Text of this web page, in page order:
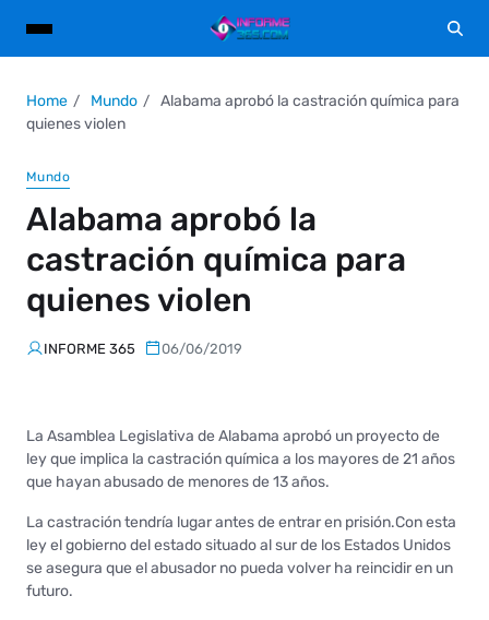
Home Mundo
Alabama aprobó la castración química para
quienes violen
Mundo
Alabama aprobó la
castración química para
quienes violen
INFORME 365 06/06/2019
La Asamblea Legislativa de Alabama aprobó un proyecto de
ley que implica la castración química a los mayores de 21 años
que hayan abusado de menores de 13 años.
La castración tendría lugar antes de entrar en prisión.Con esta
ley el gobierno del estado situado al sur de los Estados Unidos
se asegura que el abusador no pueda volver ha reincidir en un
futuro.